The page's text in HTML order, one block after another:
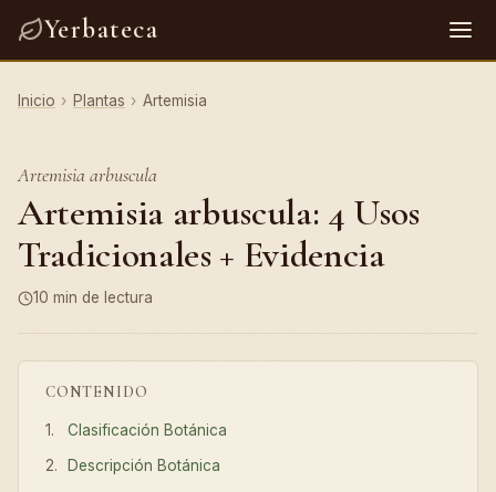
Yerbateca
Inicio › Plantas › Artemisia
Artemisia arbuscula
Artemisia arbuscula: 4 Usos
Tradicionales + Evidencia
10 min de lectura
CONTENIDO
Clasificación Botánica
Descripción Botánica